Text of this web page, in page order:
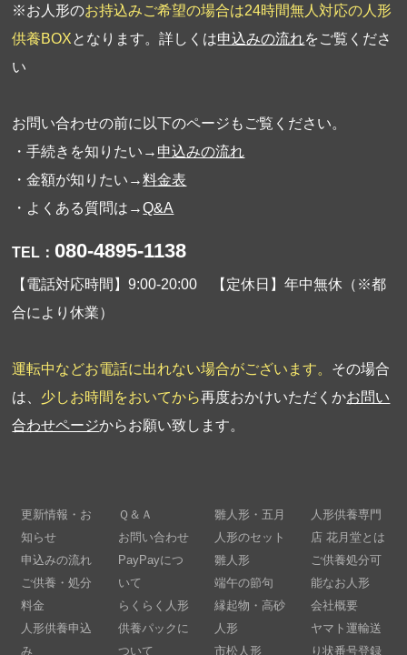
※お人形のお持込みご希望の場合は24時間無人対応の人形
供養BOXとなります。詳しくは申込みの流れをご覧くださ
い
お問い合わせの前に以下のページもご覧ください。
・手続きを知りたい→ 申込みの流れ
・金額が知りたい→料金表
・よくある質問は→Q&A
TEL： 080-4895-1138
【電話対応時間】9:00-20:00 【定休日】年中無休（※都
合により休業）
運転中などお電話に出れない場合がございます。 その場合
は、 少しお時間をおいてから再度おかけいただくかお問い
合わせページからお願い致します。
更新情報・お
知らせ
申込みの流れ
ご供養・処分
料金
人形供養申込
み
Ｑ＆Ａ
お問い合わせ
PayPayにつ
いて
らくらく人形
供養パックに
ついて
雛人形・五月
人形のセット
雛人形
端午の節句
縁起物・高砂
人形
市松人形
人形供養専門
店 花月堂とは
ご供養処分可
能なお人形
会社概要
ヤマト運輸送
り状番号登録